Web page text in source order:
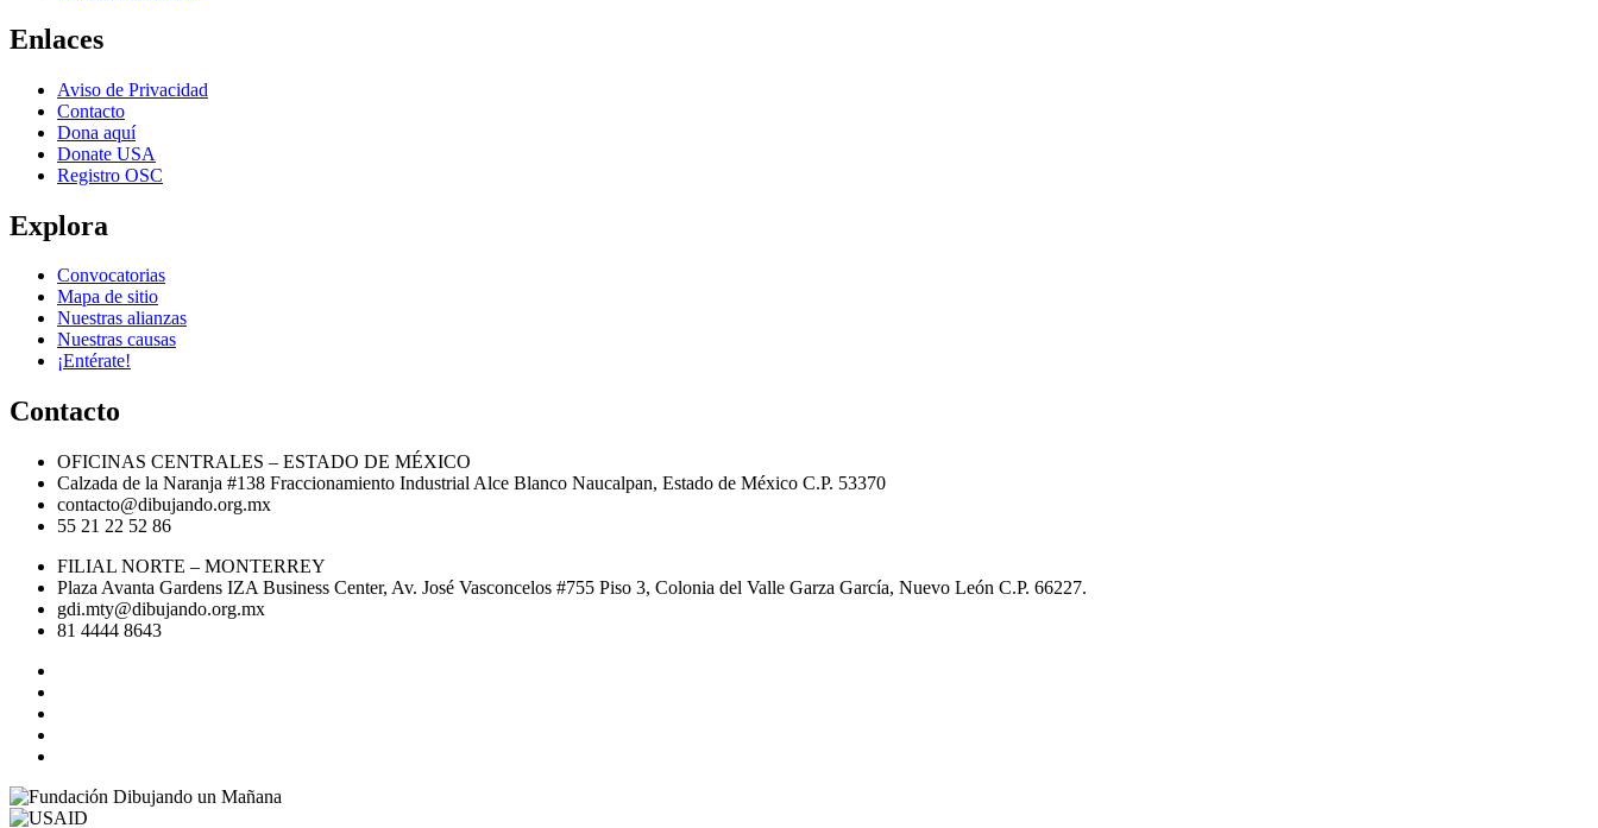
Enlaces
Aviso de Privacidad
Contacto
Dona aquí
Donate USA
Registro OSC
Explora
Convocatorias
Mapa de sitio
Nuestras alianzas
Nuestras causas
¡Entérate!
Contacto
OFICINAS CENTRALES – ESTADO DE MÉXICO
Calzada de la Naranja #138 Fraccionamiento Industrial Alce Blanco Naucalpan, Estado de México C.P. 53370
contacto@dibujando.org.mx
55 21 22 52 86
FILIAL NORTE – MONTERREY
Plaza Avanta Gardens IZA Business Center, Av. José Vasconcelos #755 Piso 3, Colonia del Valle Garza García, Nuevo León C.P. 66227.
gdi.mty@dibujando.org.mx
81 4444 8643